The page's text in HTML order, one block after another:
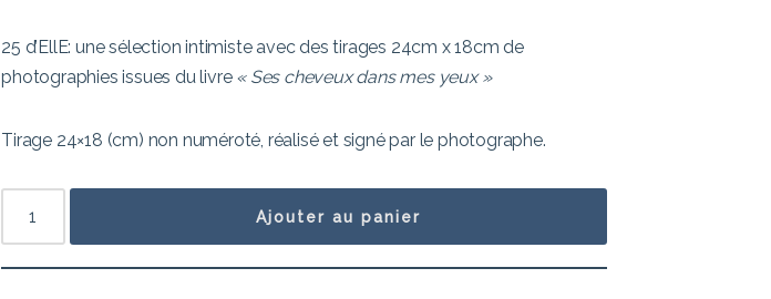
25 d’EllE: une sélection intimiste avec des tirages 24cm x 18cm de
photographies issues du livre « Ses cheveux dans mes yeux »
Tirage 24×18 (cm) non numéroté, réalisé et signé par le photographe.
Ajouter au panier